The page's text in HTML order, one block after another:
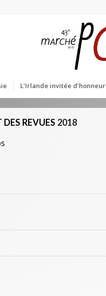
L’Irlande invitée d’honneur
REVUES 2018